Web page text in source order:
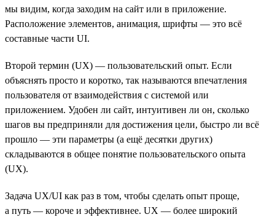
мы видим, когда заходим на сайт или в приложение.
Расположение элементов, анимация, шрифты — это всё
составные части UI.
Второй термин (UX) — пользовательский опыт. Если
объяснять просто и коротко, так называются впечатления
пользователя от взаимодействия с системой или
приложением. Удобен ли сайт, интуитивен ли он, сколько
шагов вы предприняли для достижения цели, быстро ли всё
прошло — эти параметры (а ещё десятки других)
складываются в общее понятие пользовательского опыта
(UX).
Задача UX/UI как раз в том, чтобы сделать опыт проще,
а путь — короче и эффективнее. UX — более широкий